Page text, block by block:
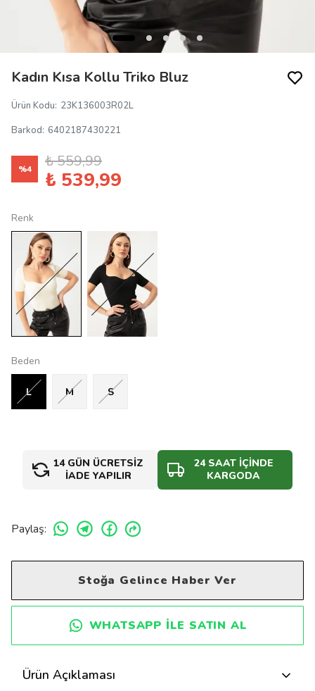
Kadın Kısa Kollu Triko Bluz
Ürün Kodu: 23K136003R02L
Barkod: 6402187430221
%4 ₺ 559,99
₺ 539,99
Renk
Beden
L M S
14 GÜN ÜCRETSİZ
İADE YAPILIR
24 SAAT İÇİNDE
KARGODA
Paylaş:
Stoğa Gelince Haber Ver
WHATSAPP ILE SATIN AL
Ürün Açıklaması